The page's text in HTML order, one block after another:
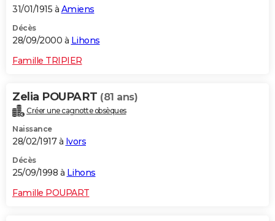
31/01/1915 à Amiens
Décès
28/09/2000 à Lihons
Famille TRIPIER
Zelia POUPART (81 ans)
Créer une cagnotte obsèques
Naissance
28/02/1917 à Ivors
Décès
25/09/1998 à Lihons
Famille POUPART